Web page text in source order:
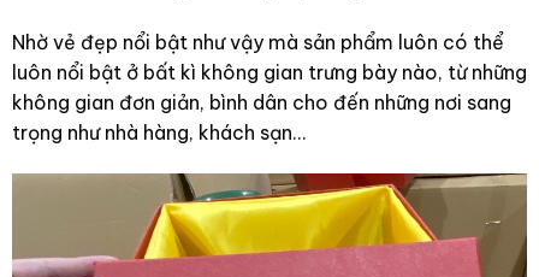
Nhờ vẻ đẹp nổi bật như vậy mà sản phẩm luôn có thể
luôn nổi bật ở bất kì không gian trưng bày nào, từ những
không gian đơn giản, bình dân cho đến những nơi sang
trọng như nhà hàng, khách sạn…